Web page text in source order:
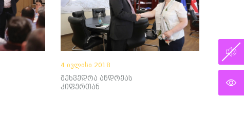
4 ივლისი 2018
შეხვედრა ანდრეას
კიფერთან